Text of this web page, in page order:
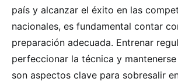
país y alcanzar el éxito en las
nacionales, es fundamental contar
preparación adecuada. Entrenar
perfeccionar la técnica y
son aspectos clave para sobresalir